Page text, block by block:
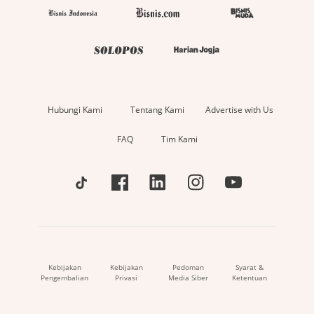
Hubungi Kami Tentang Kami Advertise with Us
FAQ Tim Kami
Kebijakan
Pengembalian
Kebijakan
Privasi
Pedoman
Media Siber
Syarat &
Ketentuan